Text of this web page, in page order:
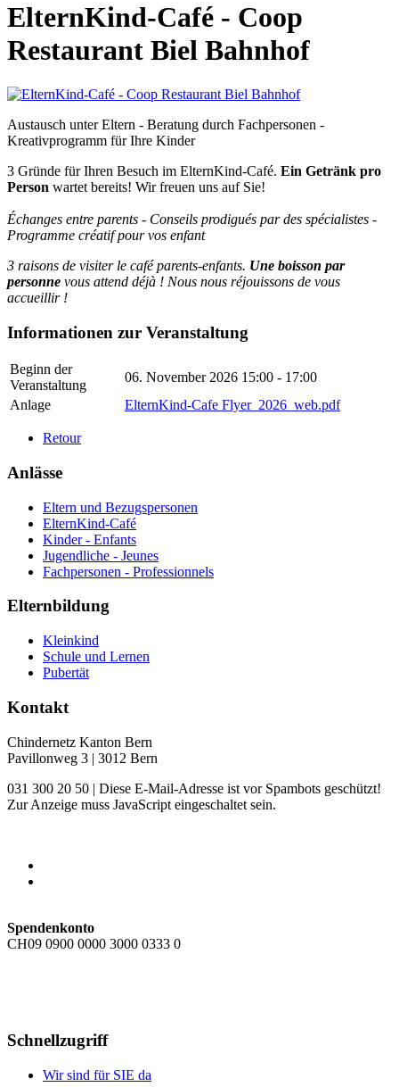
ElternKind-Café - Coop
Restaurant Biel Bahnhof
Austausch unter Eltern - Beratung durch Fachpersonen -
Kreativprogramm für Ihre Kinder
3 Gründe für Ihren Besuch im ElternKind-Café. Ein Getränk pro
Person wartet bereits! Wir freuen uns auf Sie!
Échanges entre parents - Conseils prodigués par des spécialistes -
Programme créatif pour vos enfant
3 raisons de visiter le café parents-enfants. Une boisson par
personne vous attend déjà ! Nous nous réjouissons de vous
accueillir !
Informationen zur Veranstaltung
Beginn der
Veranstaltung
06. November 2026 15:00 - 17:00
Anlage
ElternKind-Cafe Flyer_2026_web.pdf
Retour
Anlässe
Eltern und Bezugspersonen
ElternKind-Café
Kinder - Enfants
Jugendliche - Jeunes
Fachpersonen - Professionnels
Elternbildung
Kleinkind
Schule und Lernen
Pubertät
Kontakt
Chindernetz Kanton Bern
Pavillonweg 3 | 3012 Bern
031 300 20 50 | Diese E-Mail-Adresse ist vor Spambots geschützt!
Zur Anzeige muss JavaScript eingeschaltet sein.
Spendenkonto
CH09 0900 0000 3000 0333 0
Schnellzugriff
Wir sind für SIE da